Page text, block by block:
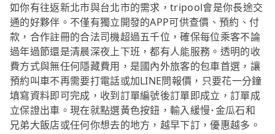
如你有往返新北市與台北市的需求，tripool會是你長途交
通的好夥伴。不僅有獨立開發的APP可供查價、預約、付
款，合作註冊的合法司機超過五千位，確保每位乘客不論
過年過節還是清晨深夜上下班，都有人能服務。透明的收
費方式與無任何隱藏費用，是國內外旅客的包車首選，讓
預約叫車不再需要打電話或加LINE問報價，只要花一分鐘
填寫資料即可完成，收到訂單編號後訂單即成立，訂單成
立保證出車。現在就點選黃色按鈕，輸入緩慢･金瓜石和
兄弟大飯店或任何你想去的地方，越早下訂，優惠越多。